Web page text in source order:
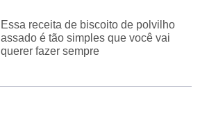
Essa receita de biscoito de polvilho
assado é tão simples que você vai
querer fazer sempre